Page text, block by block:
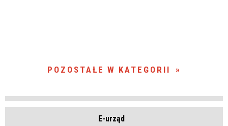
POZOSTAŁE W KATEGORII
E-urząd